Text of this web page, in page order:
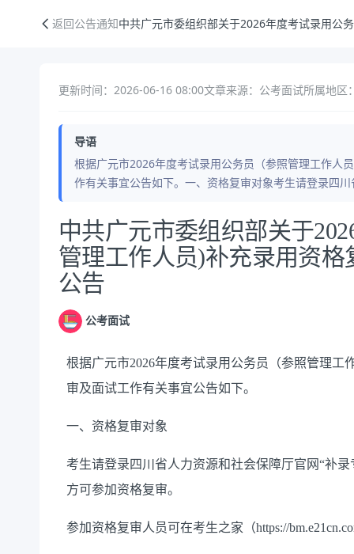
返回公告通知中共广元市委组织部关于2026年度考试录用公
更新时间：2026-06-16 08:00文章来源：公考面试所属地区
导语
根据广元市2026年度考试录用公务员（参照管理工作人
作有关事宜公告如下。一、资格复审对象考生请登录四
公告正文
中共广元市委组织部关于
管理工作人员)补充录用资
公告
公考面试
根据广元市2026年度考试录用公务员（参照管理
审及面试工作有关事宜公告如下。
一、资格复审对象
考生请登录四川省人力资源和社会保障厅官网“补
方可参加资格复审。
参加资格复审人员可在考生之家（https://